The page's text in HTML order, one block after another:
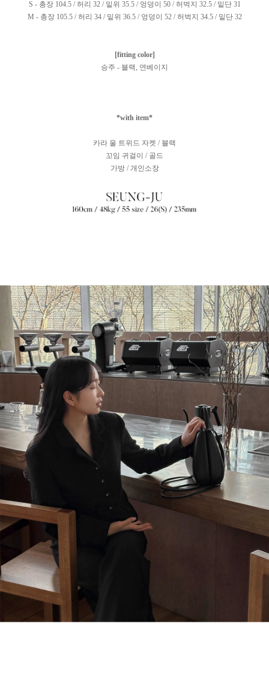
S - 총장 104.5 / 허리 32 / 밑위 35.5 / 엉덩이 50 / 허벅지 32.5 / 밑단 31
M - 총장 105.5 / 허리 34 / 밑위 36.5 / 엉덩이 52 / 허벅지 34.5 / 밑단 32
[fitting color]
승주 - 블랙, 연베이지
*with item*
카라 울 트위드 자켓 / 블랙
꼬임 귀걸이 / 골드
가방 / 개인소장